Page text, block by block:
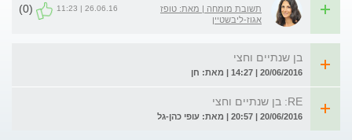
תשובת מומחה | מאת: טופז
אגוז-ליבשטיין
26.06.16 | 11:23
(0)
בן שנתיים וחצי
20/06/2016 | 14:27 | מאת: חן
RE: בן שנתיים וחצי
20/06/2016 | 20:57 | מאת: עופי כהן-גל